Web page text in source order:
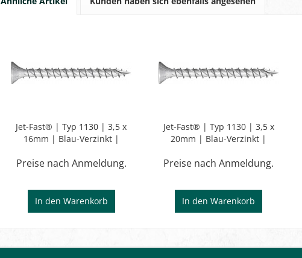
Jet-Fast® | Typ 1130 | 3,5 x
16mm | Blau-Verzinkt |
Preise nach Anmeldung.
In den Warenkorb
Jet-Fast® | Typ 1130 | 3,5 x
20mm | Blau-Verzinkt |
Preise nach Anmeldung.
In den Warenkorb